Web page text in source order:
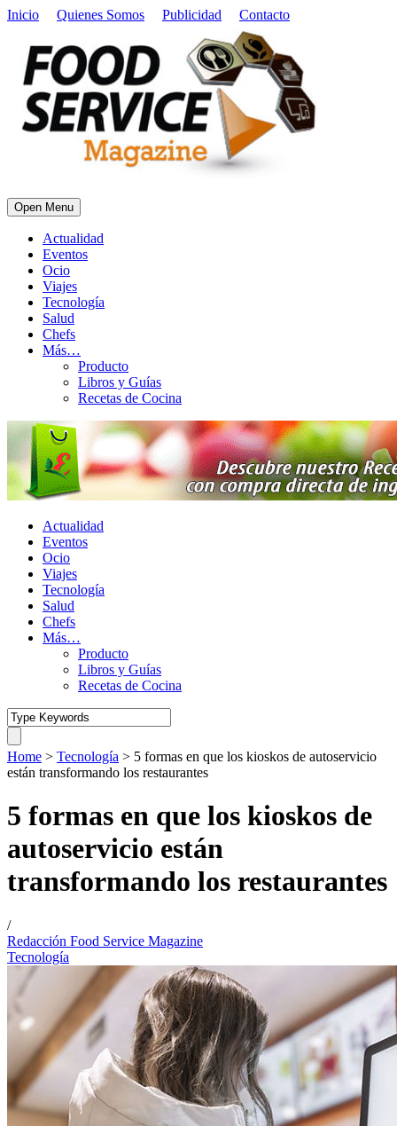
Inicio Quienes Somos Publicidad Contacto
Open Menu
Actualidad
Eventos
Ocio
Viajes
Tecnología
Salud
Chefs
Más…
Producto
Libros y Guías
Recetas de Cocina
Actualidad
Eventos
Ocio
Viajes
Tecnología
Salud
Chefs
Más…
Producto
Libros y Guías
Recetas de Cocina
Home > Tecnología > 5 formas en que los kioskos de autoservicio
están transformando los restaurantes
5 formas en que los kioskos de
autoservicio están
transformando los restaurantes
/
Redacción Food Service Magazine
Tecnología